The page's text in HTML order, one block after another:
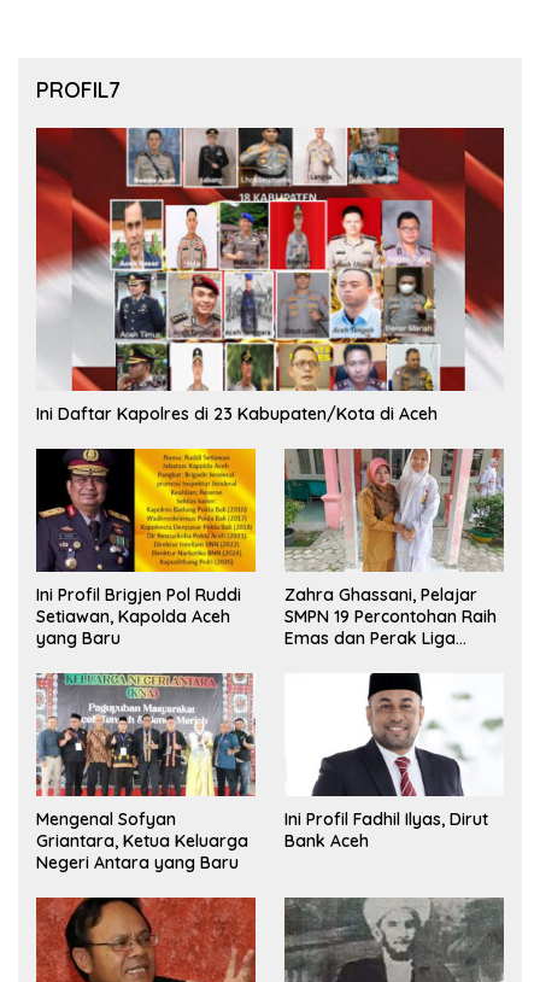
PROFIL7
Ini Daftar Kapolres di 23 Kabupaten/Kota di Aceh
Ini Profil Brigjen Pol Ruddi
Setiawan, Kapolda Aceh
yang Baru
Zahra Ghassani, Pelajar
SMPN 19 Percontohan Raih
Emas dan Perak Liga
Mengenal Sofyan
Griantara, Ketua Keluarga
Negeri Antara yang Baru
Ini Profil Fadhil Ilyas, Dirut
Bank Aceh